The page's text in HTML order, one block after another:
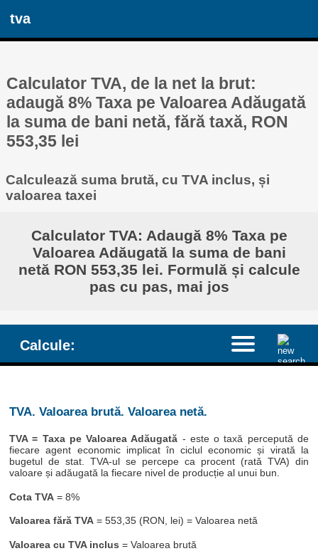
tva
Calculator TVA, de la net la brut:
adaugă 8% Taxa pe Valoarea Adăugată
la suma de bani netă, fără taxă, RON
553,35 lei
Calculează suma brută, cu TVA inclus, și
valoarea taxei
Calculator TVA: Adaugă 8% Taxa pe
Valoarea Adăugată la suma de bani
netă RON 553,35 lei. Formulă și calcule
pas cu pas, mai jos
Calcule:
TVA. Valoarea brută. Valoarea netă.
TVA = Taxa pe Valoarea Adăugată - este o taxă percepută de
fiecare agent economic implicat în ciclul economic și virată la
bugetul de stat. TVA-ul se percepe ca procent (rată TVA) din
valoare și adăugată la fiecare nivel de producție al unui bun.
Cota TVA = 8%
Valoarea fără TVA = 553,35 (RON, lei) = Valoarea netă
Valoarea cu TVA inclus = Valoarea brută